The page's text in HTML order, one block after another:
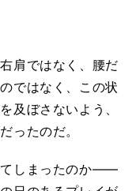
肩ではなく、腰だ
ではなく、この状
及ぼさないよう、
ったのだ。
てしまったのか――